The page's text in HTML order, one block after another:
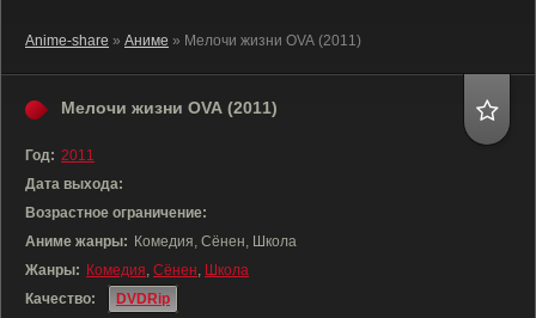
Anime-share » Аниме » Мелочи жизни OVA (2011)
Мелочи жизни OVA (2011)
Год: 2011
Дата выхода:
Возрастное ограничение:
Аниме жанры: Комедия, Сёнен, Школа
Жанры: Комедия, Сёнен, Школа
Качество:
DVDRip